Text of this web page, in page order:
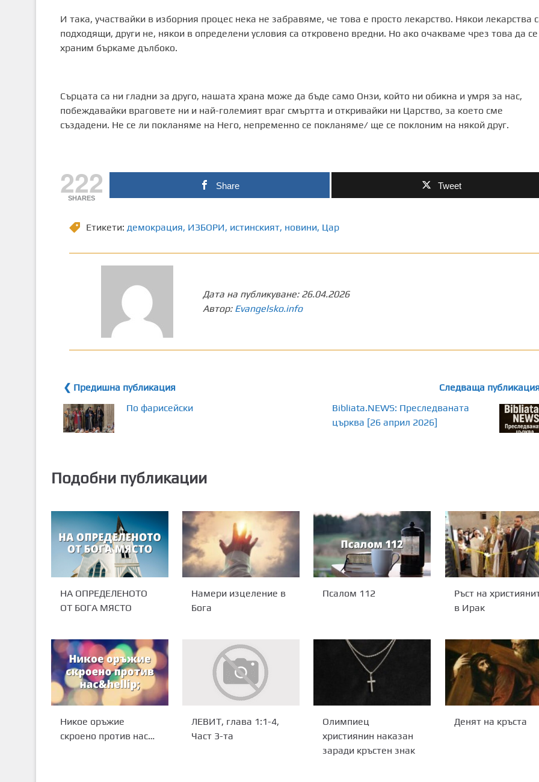
И така, участвайки в изборния процес нека не забравяме, че това е просто лекарство. Някои лекарства
подходящи, други не, някои в определени условия са откровено вредни. Но ако очакваме чрез това да се
храним бъркаме дълбоко.
Сърцата са ни гладни за друго, нашата храна може да бъде само Онзи, който ни обикна и умря за нас,
побеждавайки враговете ни и най-големият враг смъртта и откривайки ни Царство, за което сме
създадени. Не се ли покланяме на Него, непременно се покланяме/ ще се поклоним на някой друг.
222
SHARES
Share Tweet
Етикети: демокрация, ИЗБОРИ, истинският, новини, Цар
Дата на публикуване: 26.04.2026
Автор: Evangelsko.info
❮ Предишна публикация
По фарисейски
Следваща
Bibliata.NEWS: Преследваната
църква [26 април 2026]
Подобни публикации
НА ОПРЕДЕЛЕНОТО
ОТ БОГА МЯСТО
Намери изцеление в
Бога
Псалом 112
Ръст на
в Ирак
Никое оръжие
скроено против нас…
ЛЕВИТ, глава 1:1-4,
Част 3-та
Олимпиец
християнин наказан
заради кръстен знак
Денят на кръста